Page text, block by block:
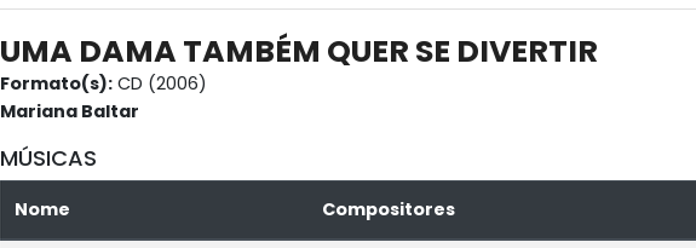
UMA DAMA TAMBÉM QUER SE DIVERTIR
Formato(s): CD (2006)
Mariana Baltar
MÚSICAS
Nome Compositores